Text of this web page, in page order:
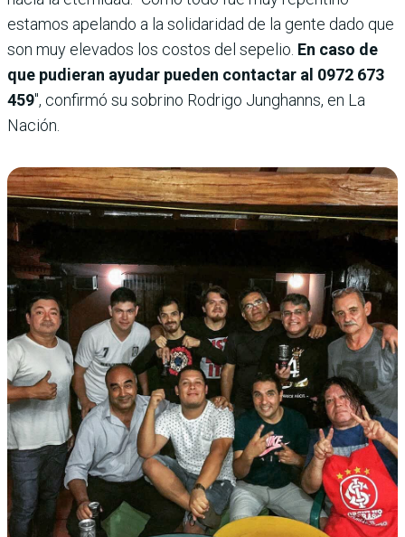
estamos apelando a la solidaridad de la gente dado que
son muy elevados los costos del sepelio. En caso de
que pudieran ayudar pueden contactar al 0972 673
459″, confirmó su sobrino Rodrigo Junghanns, en La
Nación.